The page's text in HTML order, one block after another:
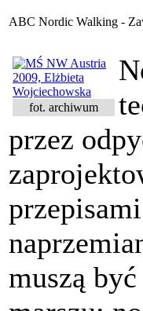
ABC Nordic Walking -
fot. archiwum
przez
muszą